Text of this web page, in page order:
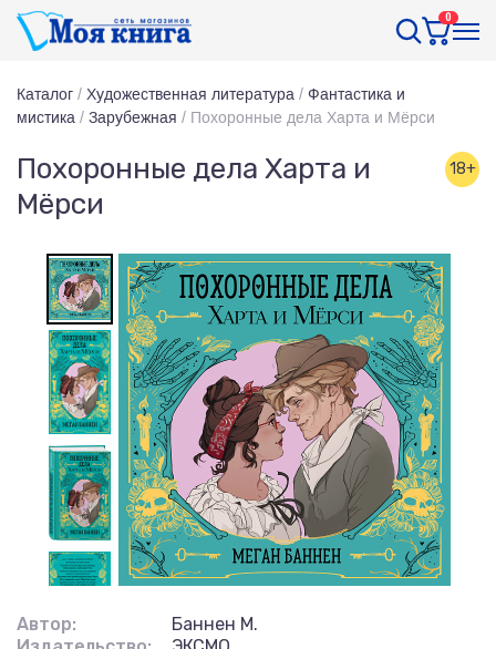
0
Каталог / Художественная литература / Фантастика и
мистика / Зарубежная / Похоронные дела Харта и Мёрси
Похоронные дела Харта и
Мёрси
18+
Автор:
Баннен М.